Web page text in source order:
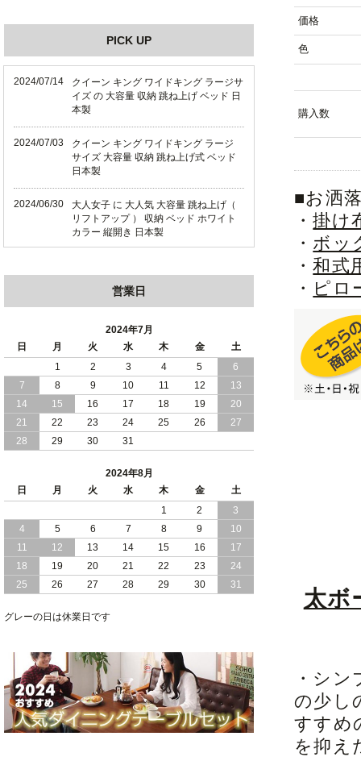
価格
色
購入数
■お洒
・掛け
・ ボッ
・和式
・ ピロ
太ボ
・シ
の少し
すすめ
を抑え
PICK UP
2024/07/14
クイーン キング ワイドキング ラージサ
イズ の 大容量 収納 跳ね上げ ベッド 日
本製
2024/07/03
クイーン キング ワイドキング ラージ
サイズ 大容量 収納 跳ね上げ式 ベッド
日本製
2024/06/30
大人女子 に 大人気 大容量 跳ね上げ（
リフトアップ ） 収納 ベッド ホワイト
カラー 縦開き 日本製
ワイトカラー 縦開き 日本製
全長190cm ショート丈 コンパクト 大容
量 収納力 の 跳ね上げ （ リフトアップ
） 式 ベッド 横開き 日本製
2024/05/27
日本製 大容量 収納 跳ね上げ式 リフト
アップ 横開き ヘッドボードレス ベッド
組立設置サービス付
2024/05/21
日本製 大容量 収納 跳ね上げ式 リフト
組立設置付
日本製 大容量 収納 跳ね上げ式 （ リフ
トアップ ） ベッド 横開き ヘッドボー
ド 組立設置 付き
2024/04/25
日本製 収納 跳ね上げ式 リフトアップ
ベッド 縦開き ヘッドボード 組立設置サ
営業日
2024年7月
日
月 火 水 木 金
土
1
2 3 4 5
6
7
8 9 10 11 12
13
14
15 16 17 18 19
20
21
22 23 24 25 26
27
28
29 30 31
2024年8月
日
月 火 水 木 金
土
1
2
3
4
5 6 7 8 9
10
11
12 13 14 15 16
17
18
19 20 21 22 23
24
25
26 27 28 29 30 31
グレーの日は休業日です